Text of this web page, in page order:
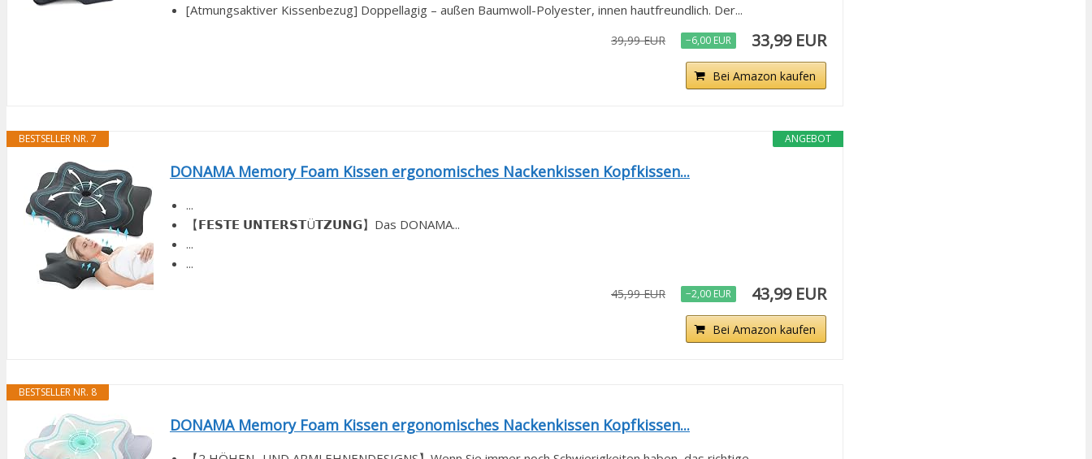
[Atmungsaktiver Kissenbezug] Doppellagig – außen Baumwoll-Polyester, innen hautfreundlich. Der...
39,99 EUR −6,00 EUR 33,99 EUR
Bei Amazon kaufen
ANGEBOT
BESTSELLER NR. 7
DONAMA Memory Foam Kissen ergonomisches Nackenkissen Kopfkissen...
...
【𝗙𝗘𝗦𝗧𝗘 𝗨𝗡𝗧𝗘𝗥𝗦𝗧Ü𝗧𝗭𝗨𝗡𝗚】Das DONAMA...
...
...
45,99 EUR −2,00 EUR 43,99 EUR
Bei Amazon kaufen
BESTSELLER NR. 8
DONAMA Memory Foam Kissen ergonomisches Nackenkissen Kopfkissen...